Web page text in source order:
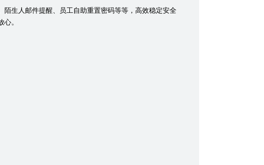
生人邮件提醒、员工自助重置密码等等，高效稳定安全
。